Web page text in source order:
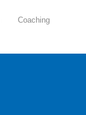
Coaching